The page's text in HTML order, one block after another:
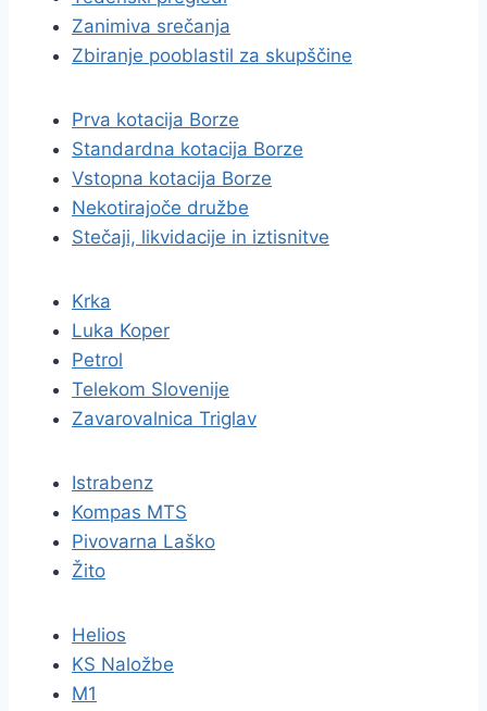
Zanimiva srečanja
Zbiranje pooblastil za skupščine
Prva kotacija Borze
Standardna kotacija Borze
Vstopna kotacija Borze
Nekotirajoče družbe
Stečaji, likvidacije in iztisnitve
Krka
Luka Koper
Petrol
Telekom Slovenije
Zavarovalnica Triglav
Istrabenz
Kompas MTS
Pivovarna Laško
Žito
Helios
KS Naložbe
M1